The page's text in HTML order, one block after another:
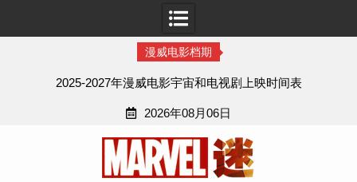
漫威电影档期
2025-2027年漫威电影宇宙和电视剧上映时间表
2026年08月06日